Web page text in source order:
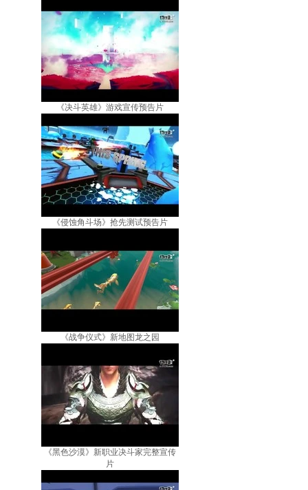
《决斗英雄》游戏宣传预告片
《侵蚀角斗场》抢先测试预告片
《战争仪式》新地图龙之园
《黑色沙漠》新职业决斗家完整宣传
片